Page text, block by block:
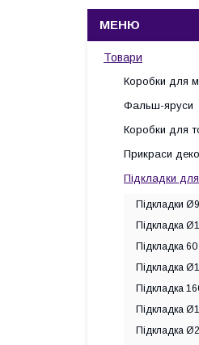
Товари
Коробки для
Фальш-яруси
Коробки для
Прикраси
Підкладки для
Підкладки
Підкладка
Підкладка
Підкладка
Підкладка
Підкладка
Підкладка